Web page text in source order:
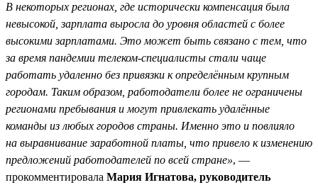
В некоторых регионах, где исторически компенсация была
невысокой, зарплата выросла до уровня областей с более
высокими зарплатами. Это может быть связано с тем, что
за время пандемии телеком-специалисты стали чаще
работать удаленно без привязки к определённым крупным
городам. Таким образом, работодатели более не ограничены
регионами пребывания и могут привлекать удалённые
команды из любых городов страны. Именно это и повлияло
на выравнивание заработной платы, что привело к изменению
предложений работодателей по всей стране», —
прокомментировала Мария Игнатова, руководитель